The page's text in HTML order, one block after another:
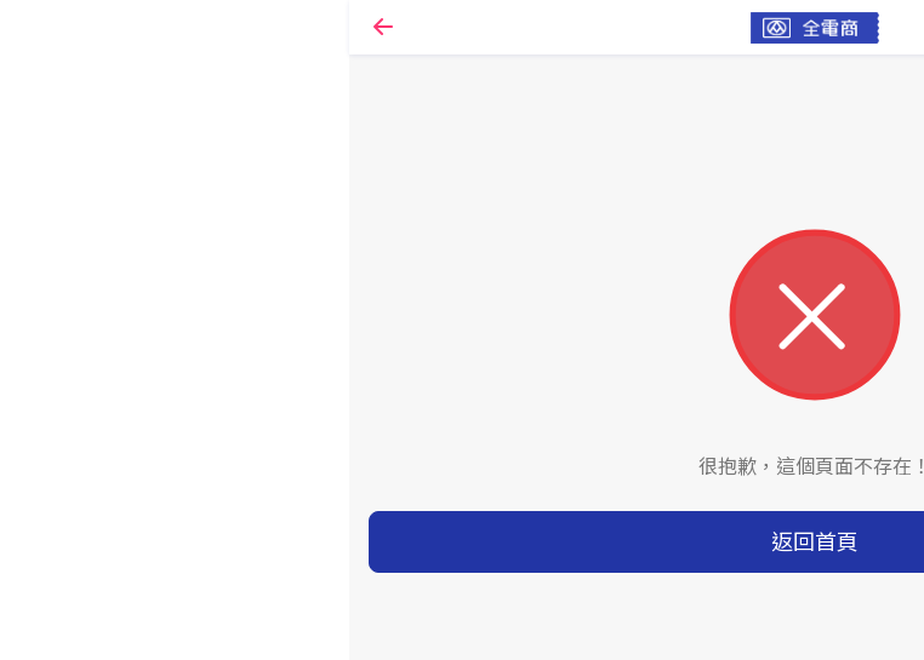
很抱歉，這個頁面不存在！
返回首頁